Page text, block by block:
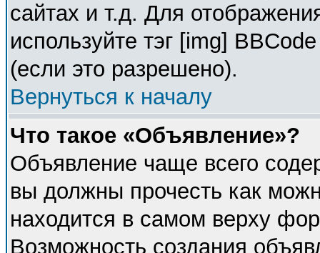
сайтах и т.д. Для
используйте тэг [img]
(если это разрешено).
Вернуться к началу
Что такое «Объявление»?
Объявление чаще всего
вы должны прочесть как
находится в самом верху
Возможность создания